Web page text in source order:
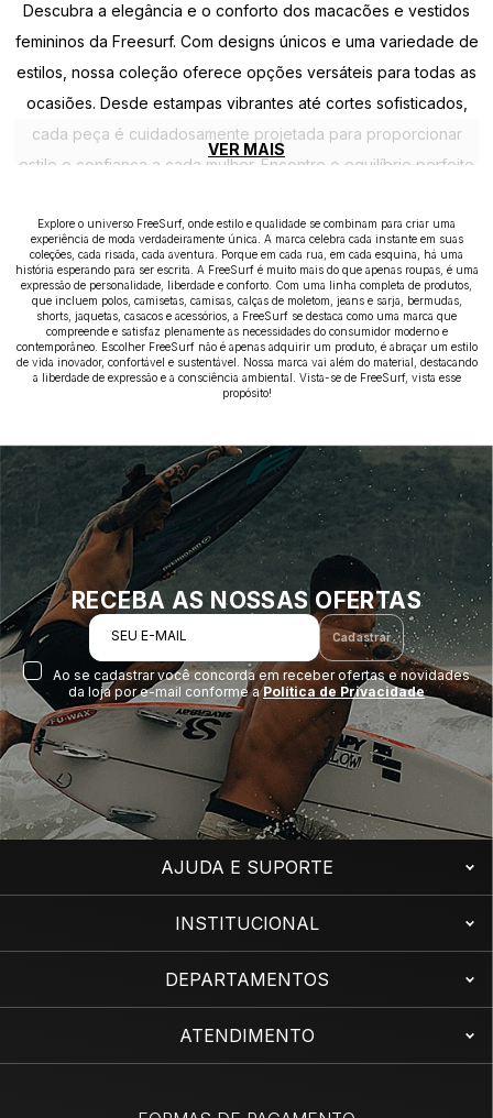
Descubra a elegância e o conforto dos macacões e vestidos
femininos da Freesurf. Com designs únicos e uma variedade de
estilos, nossa coleção oferece opções versáteis para todas as
ocasiões. Desde estampas vibrantes até cortes sofisticados,
cada peça é cuidadosamente projetada para proporcionar
estilo e confiança a cada mulher. Encontre o equilíbrio perfeito
Freesurf.
VER MAIS
Explore o universo FreeSurf, onde estilo e qualidade se combinam para criar uma
experiência de moda verdadeiramente única. A marca celebra cada instante em suas
coleções, cada risada, cada aventura. Porque em cada rua, em cada esquina, há uma
história esperando para ser escrita. A FreeSurf é muito mais do que apenas roupas, é uma
expressão de personalidade, liberdade e conforto. Com uma linha completa de produtos,
que incluem polos, camisetas, camisas, calças de moletom, jeans e sarja, bermudas,
shorts, jaquetas, casacos e acessórios, a FreeSurf se destaca como uma marca que
compreende e satisfaz plenamente as necessidades do consumidor moderno e
contemporâneo. Escolher FreeSurf não é apenas adquirir um produto, é abraçar um estilo
de vida inovador, confortável e sustentável. Nossa marca vai além do material, destacando
a liberdade de expressão e a consciência ambiental. Vista-se de FreeSurf, vista esse
propósito!
RECEBA AS NOSSAS OFERTAS
SEU E-MAIL Cadastrar
Ao se cadastrar você concorda em receber ofertas e novidades
da loja por e-mail conforme aPolítica de Privacidade
AJUDA E SUPORTE
INSTITUCIONAL
DEPARTAMENTOS
ATENDIMENTO